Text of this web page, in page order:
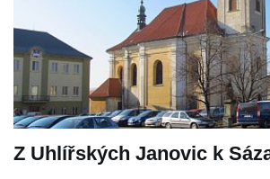
Z Uhlířských Janovic k